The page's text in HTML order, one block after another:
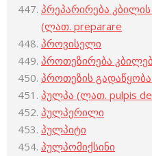
პრეპარირება
(ლათ. preparare
პროვისელი
პროთეზირება
პროთეზის
პულპა (ლათ. pulpis
პულპერილი
პულპიტი
პულპომიქსინი